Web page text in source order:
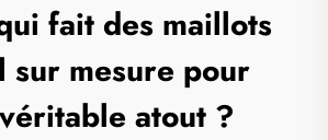
fait des maillots
sur mesure pour
atout ?